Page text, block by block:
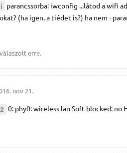
parancssorba: iwconfig ...látod a wifi
(ha igen, a tiédet is?) ha nem -
válaszolt erre.
nov 21.
0: phy0: wireless lan Soft blocked: no